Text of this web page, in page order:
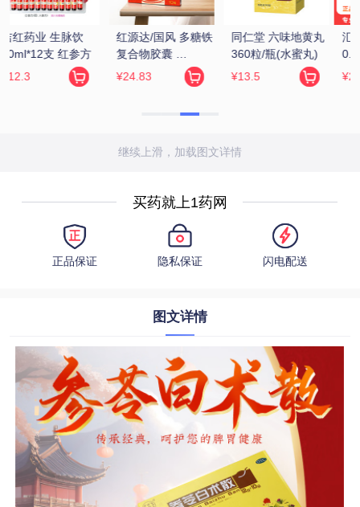
汇仁 肾宝片
0.7g*126片/瓶
¥229
张恒春 六味地黄丸
200丸(浓缩丸)
¥6.5
金水宝 金水宝胶囊
0.33g*9粒*12板
¥72.17
继续上滑，加载图文详情
买药就上1药网
正品保证 隐私保证 闪电配送
图文详情